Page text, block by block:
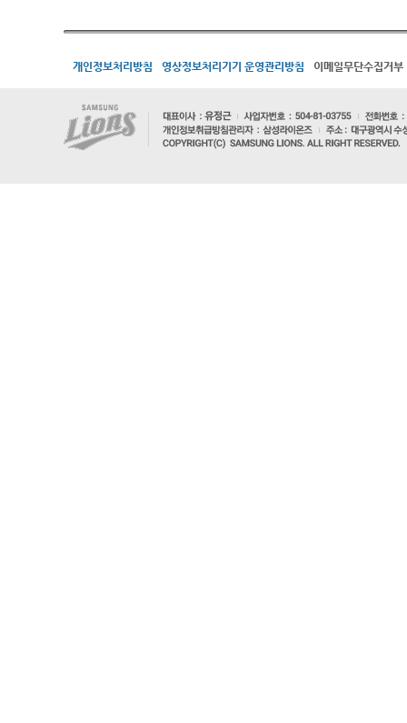
개인정보처리방침 영상정보처리기기 운영관리방침 이메일무단수집거부